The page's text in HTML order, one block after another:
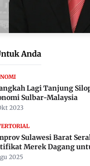
Anda
Lagi Tanjung
Sulbar-Malaysia
2023
Sulawesi Barat
Merek Dagang
2025